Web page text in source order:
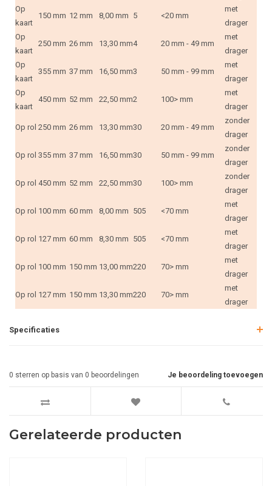
Op
kaart
150 mm 12 mm 8,00 mm 5 <20 mm
met
drager
Op
kaart
250 mm 26 mm 13,30 mm4 20 mm - 49 mm
met
drager
Op
kaart
355 mm 37 mm 16,50 mm3 50 mm - 99 mm
met
drager
Op
kaart
450 mm 52 mm 22,50 mm2 100> mm
met
drager
Op rol 250 mm 26 mm 13,30 mm30 20 mm - 49 mm
zonder
drager
Op rol 355 mm 37 mm 16,50 mm30 50 mm - 99 mm
zonder
drager
Op rol 450 mm 52 mm 22,50 mm30 100> mm
zonder
drager
Op rol 100 mm 60 mm 8,00 mm 505 <70 mm
met
drager
Op rol 127 mm 60 mm 8,30 mm 505 <70 mm
met
drager
Op rol 100 mm 150 mm 13,00 mm220 70> mm
met
drager
Op rol 127 mm 150 mm 13,30 mm220 70> mm
met
drager
Specificaties
Je beoordeling toevoegen
0 sterren op basis van 0 beoordelingen
Gerelateerde producten